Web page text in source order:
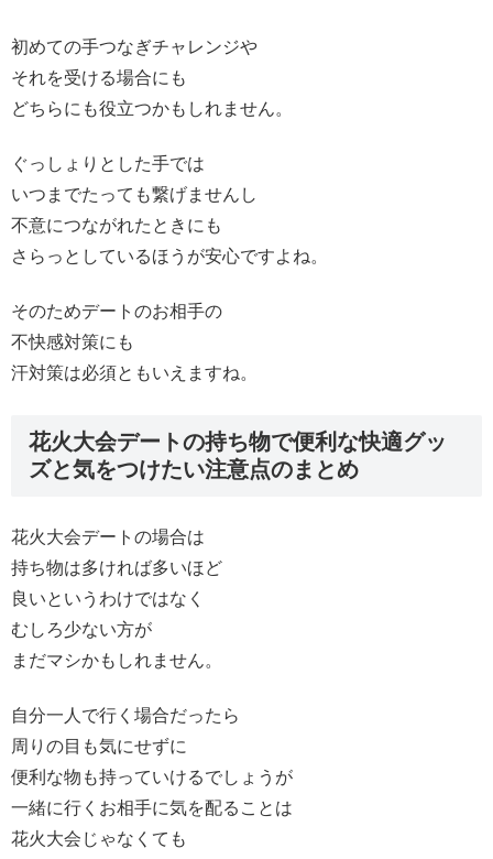
初めての手つなぎチャレンジや
それを受ける場合にも
どちらにも役立つかもしれません。
ぐっしょりとした手では
いつまでたっても繋げませんし
不意につながれたときにも
さらっとしているほうが安心ですよね。
そのためデートのお相手の
不快感対策にも
汗対策は必須ともいえますね。
花火大会デートの持ち物で便利な快適グッ
ズと気をつけたい注意点のまとめ
花火大会デートの場合は
持ち物は多ければ多いほど
良いというわけではなく
むしろ少ない方が
まだマシかもしれません。
自分一人で行く場合だったら
周りの目も気にせずに
便利な物も持っていけるでしょうが
一緒に行くお相手に気を配ることは
花火大会じゃなくても